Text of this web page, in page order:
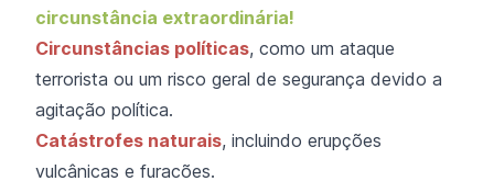
circunstância extraordinária!
Circunstâncias políticas, como um ataque
terrorista ou um risco geral de segurança devido a
agitação política.
Catástrofes naturais, incluindo erupções
vulcânicas e furacões.